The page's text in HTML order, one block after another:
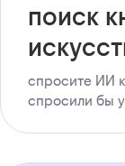
поиск
спросите ИИ
спросили бы